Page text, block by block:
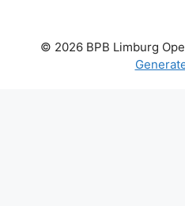
© 2026 BPB Limburg